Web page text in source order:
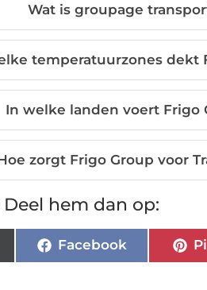
Wat is groupage
temperatuurzones dekt
In welke landen voert Frigo
zorgt Frigo Group voor
hem dan op:
Facebook